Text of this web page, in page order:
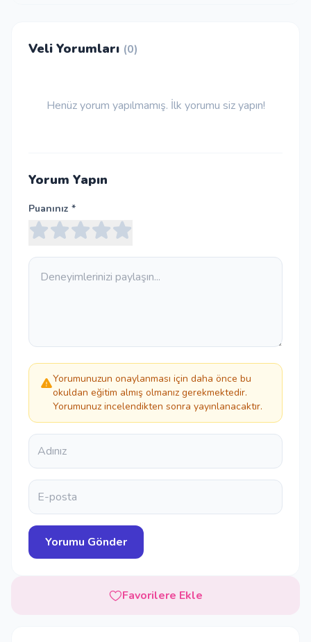
Veli Yorumları (0)
Henüz yorum yapılmamış. İlk yorumu siz yapın!
Yorum Yapın
Puanınız *
Yorumunuzun onaylanması için daha önce bu
okuldan eğitim almış olmanız gerekmektedir.
Yorumunuz incelendikten sonra yayınlanacaktır.
Favorilere Ekle